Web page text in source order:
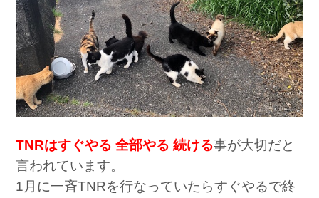
TNRはすぐやる 全部やる 続ける事が大切だと
言われています。
1月に一斉TNRを行なっていたらすぐやるで終